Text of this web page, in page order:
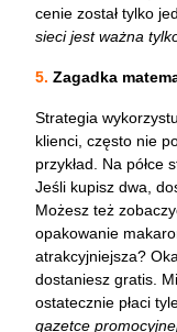
cenie został tylko
sieci jest ważna
5. Zagadka
Strategia
klienci, często nie
przykład. Na półce
Jeśli kupisz dwa,
Możesz też
opakowanie
atrakcyjniejsza?
dostaniesz gratis.
ostatecznie płaci
gazetce